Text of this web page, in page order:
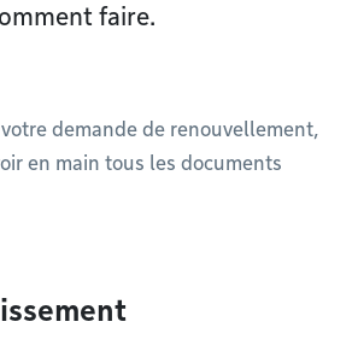
faire.
demande de renouvellement,
en main tous les documents